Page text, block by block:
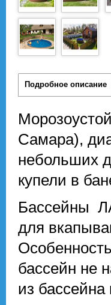
Подробное описание
Самара),
небольших
купели в
Бассейны
для
бассейн не
из